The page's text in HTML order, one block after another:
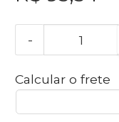
-
Calcular o frete